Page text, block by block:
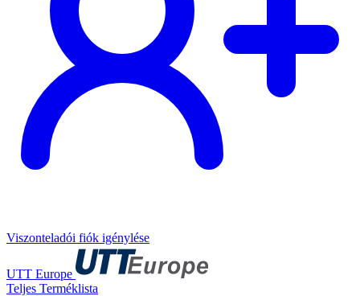
Viszonteladói fiók igénylése
UTT Europe
Teljes Terméklista